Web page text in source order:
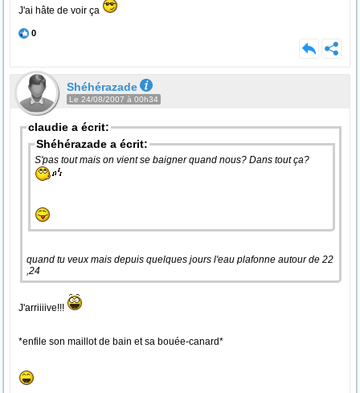
J'ai hâte de voir ça
0
Shéhérazade
Le 24/08/2007 à 00h34
claudie a écrit:
Shéhérazade a écrit:
S'pas tout mais on vient se baigner quand nous? Dans tout ça?
quand tu veux mais depuis quelques jours l'eau plafonne autour de 22
,24
J'arriiiive!!!
*enfile son maillot de bain et sa bouée-canard*